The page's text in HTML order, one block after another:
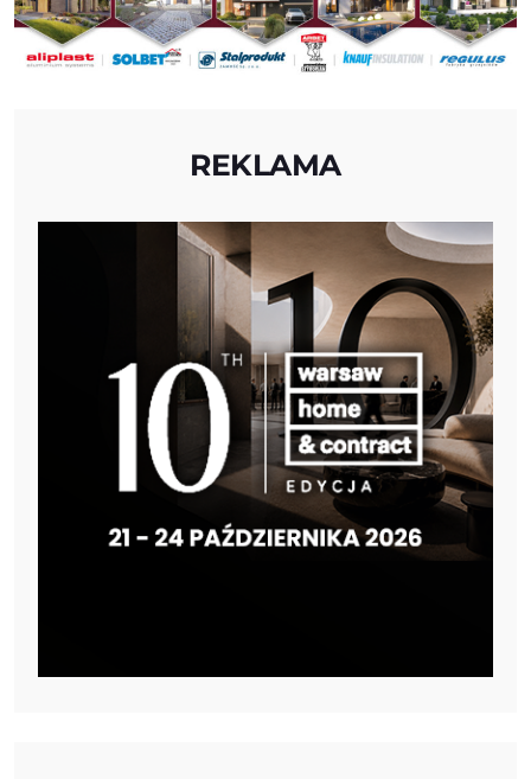
REKLAMA